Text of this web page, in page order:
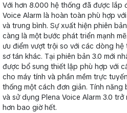
Với hơn 8.000 hệ thống đã được lắp
Voice Alarm là hoàn toàn phù hợp
và trung bình. Sự xuất hiện phiên
càng là một bước phát triển mạnh
ưu điểm vượt trội so với các dòng
sơ tán khác. Tại phiên bản 3.0 mới
được bổ sung thiết lập phù hợp với
cho máy tính và phần mềm trực
thống một cách đơn giản. Tính
và sử dụng Plena Voice Alarm 3.0
hơn bao giờ hết.